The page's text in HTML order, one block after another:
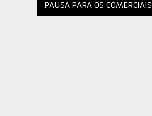
PAUSA PARA OS COMERCIAIS